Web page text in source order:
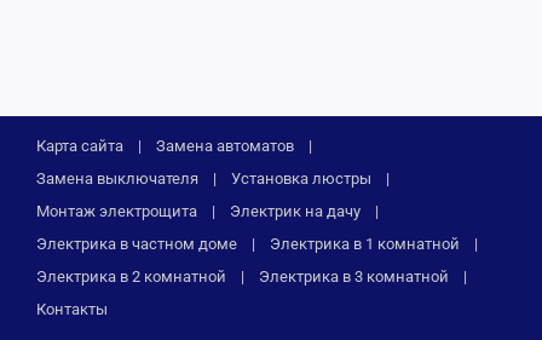
Карта сайта
Замена автоматов
Замена выключателя
Установка люстры
Монтаж электрощита
Электрик на дачу
Электрика в частном доме
Электрика в 1 комнатной
Электрика в 2 комнатной
Электрика в 3 комнатной
Контакты